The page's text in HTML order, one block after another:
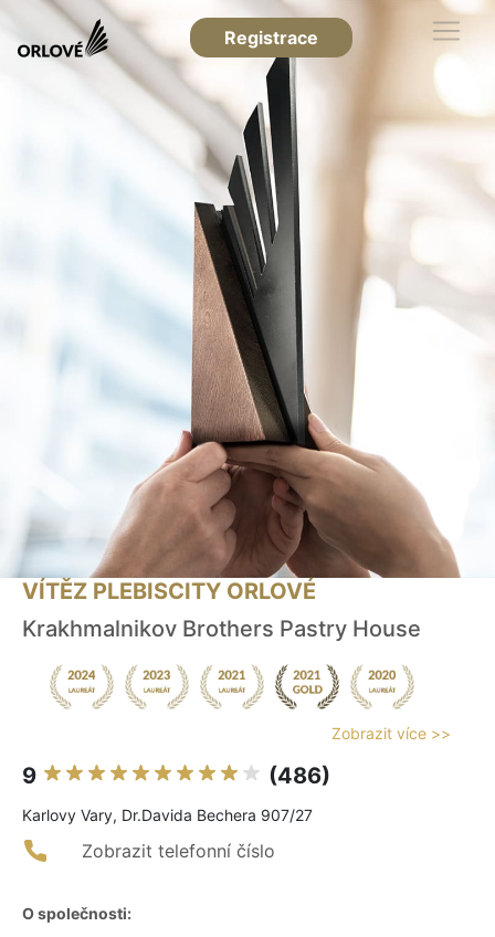
Registrace
VÍTĚZ PLEBISCITY ORLOVÉ
Krakhmalnikov Brothers Pastry House
Zobrazit více >>
9 (486)
Karlovy Vary, Dr.Davida Bechera 907/27
Zobrazit telefonní číslo
O společnosti: